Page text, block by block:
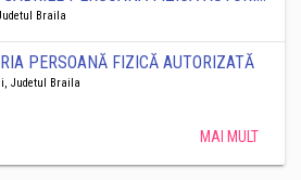
Braila
PERSOANĂ FIZICĂ AUTORIZATĂ
Judetul Braila
MAI MULT